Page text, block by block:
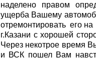
наделено правом
ущерба Вашему
отремонтировать его
г.Казани с хорошей
Через некотрое время
и ВСК пошел Вам